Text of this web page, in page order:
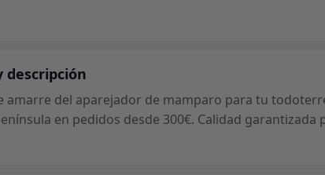
descripción
amarre del aparejador de mamparo para tu
en pedidos desde 300€. Calidad garantizada